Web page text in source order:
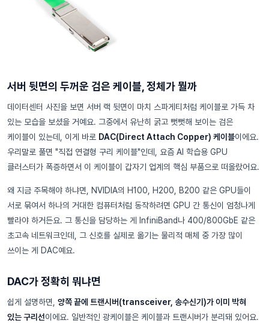
서버 뒷면의 두꺼운 검은 케이블, 정체가 뭘까
데이터센터 사진을 보면 서버 랙 뒷면이 마치 스파게티처럼 케이블로 가득 차
있는 모습을 보셨을 거예요. 그중에서 유난히 굵고 뻣뻣해 보이는 검은
케이블이 있는데, 이게 바로 DAC(Direct Attach Copper) 케이블이에요.
우리말로 풀면 "직접 연결형 구리 케이블"인데, 요즘 AI 학습용 GPU
클러스터가 폭증하면서 이 케이블이 갑자기 업계의 핵심 부품으로 떠올랐어요.
왜 지금 주목해야 하냐면, NVIDIA의 H100, H200, B200 같은 GPU들이
서로 묶여서 하나의 거대한 컴퓨터처럼 동작하려면 GPU 간 통신이 엄청나게
빨라야 하거든요. 그 통신을 담당하는 게 InfiniBand나 400/800GbE 같은
초고속 네트워크인데, 그 신호를 실제로 옮기는 물리적 매체 중 가장 많이
쓰이는 게 DAC예요.
DAC가 정확히 뭐냐면
쉽게 설명하면, 양쪽 끝에 트랜시버(transceiver, 송수신기)가 이미 박혀
있는 구리선이에요. 일반적인 광케이블은 케이블과 트랜시버가 분리돼 있어요.